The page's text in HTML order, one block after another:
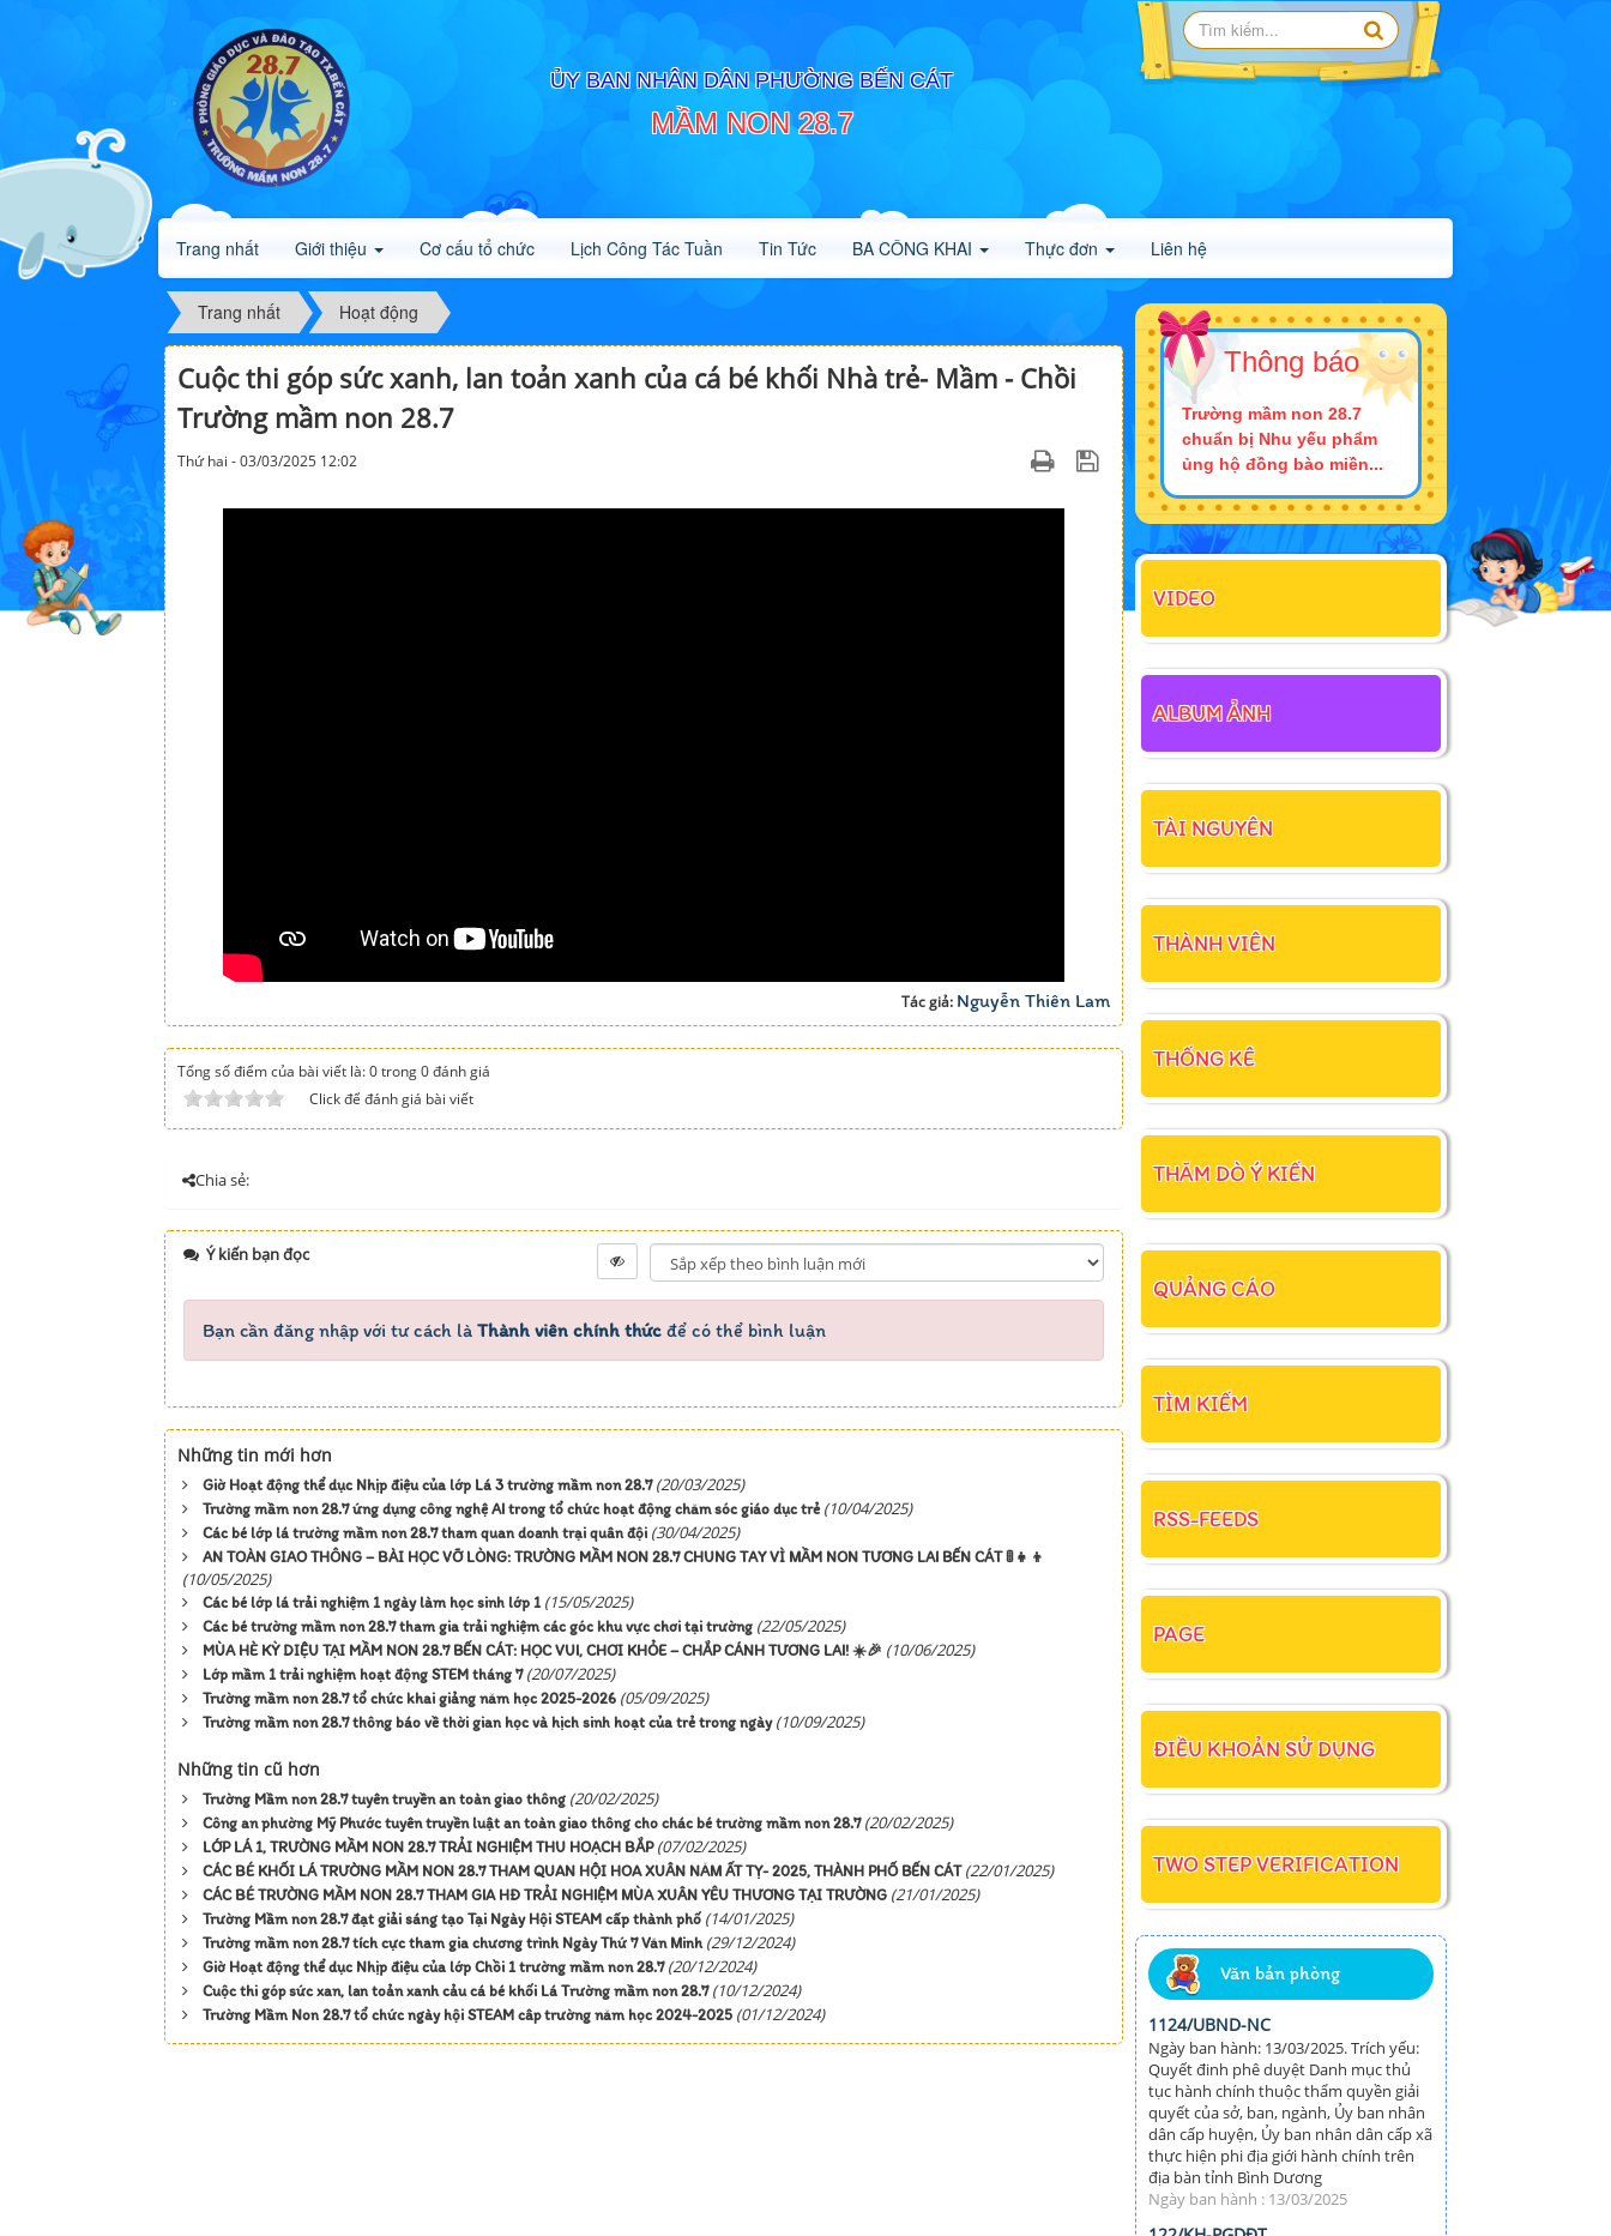
ỦY BAN NHÂN DÂN PHƯỜNG BẾN CÁT
MẦM NON 28.7
Trang nhất Giới thiệu Cơ cấu tổ chức Lịch Công Tác Tuần Tin Tức BA CÔNG KHAI Thực đơn Liên hệ
Trang nhất Hoạt động
Cuộc thi góp sức xanh, lan toản xanh của cá bé khối Nhà trẻ- Mầm - Chồi
Trường mầm non 28.7
Thứ hai - 03/03/2025 12:02
Tác giả: Nguyễn Thiên Lam
Tổng số điểm của bài viết là: 0 trong 0 đánh giá
Click để đánh giá bài viết
Chia sẻ:
Ý kiến bạn đọc
Bạn cần đăng nhập với tư cách là Thành viên chính thức để có thể bình luận
Những tin mới hơn
Giờ Hoạt động thể dục Nhịp điệu của lớp Lá 3 trường mầm non 28.7 (20/03/2025)
Trường mầm non 28.7 ứng dụng công nghệ AI trong tổ chức hoạt động chăm sóc giáo dục trẻ (10/04/2025)
Các bé lớp lá trường mầm non 28.7 tham quan doanh trại quân đội (30/04/2025)
AN TOÀN GIAO THÔNG – BÀI HỌC VỠ LÒNG: TRƯỜNG MẦM NON 28.7 CHUNG TAY VÌ MẦM NON TƯƠNG LAI BẾN CÁT 🚦👧👦
(10/05/2025)
Các bé lớp lá trải nghiệm 1 ngày làm học sinh lớp 1 (15/05/2025)
Các bé trường mầm non 28.7 tham gia trải nghiệm các góc khu vực chơi tại trường (22/05/2025)
MÙA HÈ KỲ DIỆU TẠI MẦM NON 28.7 BẾN CÁT: HỌC VUI, CHƠI KHỎE – CHẮP CÁNH TƯƠNG LAI! ☀️🎉 (10/06/2025)
Lớp mầm 1 trải nghiệm hoạt động STEM tháng 7 (20/07/2025)
Trường mầm non 28.7 tổ chức khai giảng năm học 2025-2026 (05/09/2025)
Trường mầm non 28.7 thông báo về thời gian học và hịch sinh hoạt của trẻ trong ngày (10/09/2025)
Những tin cũ hơn
Trường Mầm non 28.7 tuyên truyền an toàn giao thông (20/02/2025)
Công an phường Mỹ Phước tuyên truyền luật an toàn giao thông cho chác bé trường mầm non 28.7 (20/02/2025)
LỚP LÁ 1, TRƯỜNG MẦM NON 28.7 TRẢI NGHIỆM THU HOẠCH BẮP (07/02/2025)
CÁC BÉ KHỐI LÁ TRƯỜNG MẦM NON 28.7 THAM QUAN HỘI HOA XUÂN NĂM ẤT TỴ- 2025, THÀNH PHỐ BẾN CÁT (22/01/2025)
CÁC BÉ TRƯỜNG MẦM NON 28.7 THAM GIA HĐ TRẢI NGHIỆM MÙA XUÂN YÊU THƯƠNG TẠI TRƯỜNG (21/01/2025)
Trường Mầm non 28.7 đạt giải sáng tạo Tại Ngày Hội STEAM cấp thành phố (14/01/2025)
Trường mầm non 28.7 tích cực tham gia chương trình Ngày Thứ 7 Văn Minh (29/12/2024)
Giờ Hoạt động thể dục Nhịp điệu của lớp Chồi 1 trường mầm non 28.7 (20/12/2024)
Cuộc thi góp sức xan, lan toản xanh cảu cá bé khối Lá Trường mầm non 28.7 (10/12/2024)
Trường Mầm Non 28.7 tổ chức ngày hội STEAM câp trường năm học 2024-2025 (01/12/2024)
Thông báo
Trường mầm non 28.7
chuẩn bị Nhu yếu phẩm
ủng hộ đồng bào miền...
VIDEO
ALBUM ẢNH
TÀI NGUYÊN
THÀNH VIÊN
THỐNG KÊ
THĂM DÒ Ý KIẾN
QUẢNG CÁO
TÌM KIẾM
RSS-FEEDS
PAGE
ĐIỀU KHOẢN SỬ DỤNG
TWO STEP VERIFICATION
Văn bản phòng
1124/UBND-NC
Ngày ban hành: 13/03/2025. Trích yếu:
Quyết đinh phê duyệt Danh mục thủ
tục hành chính thuộc thẩm quyền giải
quyết của sở, ban, ngành, Ủy ban nhân
dân cấp huyện, Ủy ban nhân dân cấp xã
thực hiện phi địa giới hành chính trên
địa bàn tỉnh Bình Dương
Ngày ban hành : 13/03/2025